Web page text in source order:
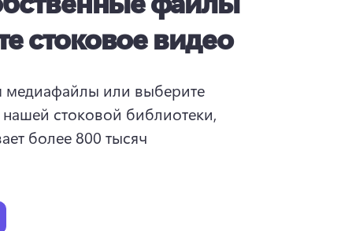
стоковое видео
медиафайлы или выберите
стоковой библиотеки,
более 800 тысяч